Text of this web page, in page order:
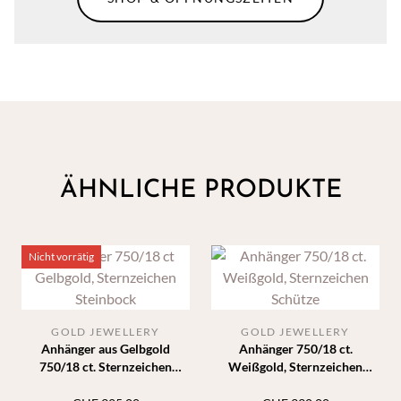
ÄHNLICHE PRODUKTE
Nicht vorrätig
Anhänger aus Gelbgold
750/18 ct. Sternzeichen
GOLD JEWELLERY
Anhänger 750/18 ct.
Weißgold, Sternzeichen
GOLD JEWELLERY